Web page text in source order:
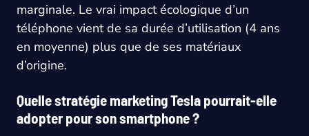
marginale. Le vrai impact écologique d’un
téléphone vient de sa durée d’utilisation (4 ans
en moyenne) plus que de ses matériaux
d’origine.
Quelle stratégie marketing Tesla pourrait-elle
adopter pour son smartphone ?